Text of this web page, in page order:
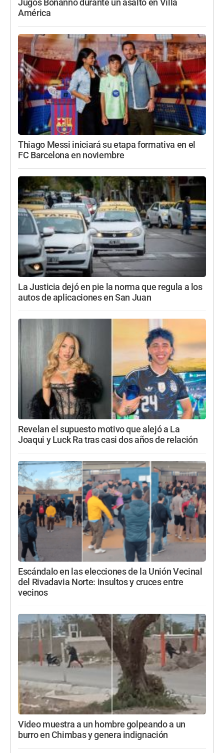
Jugos Bonanno durante un asalto en Villa
América
Thiago Messi iniciará su etapa formativa en el
FC Barcelona en noviembre
La Justicia dejó en pie la norma que regula a los
autos de aplicaciones en San Juan
Revelan el supuesto motivo que alejó a La
Joaqui y Luck Ra tras casi dos años de relación
Escándalo en las elecciones de la Unión Vecinal
del Rivadavia Norte: insultos y cruces entre
vecinos
Video muestra a un hombre golpeando a un
burro en Chimbas y genera indignación